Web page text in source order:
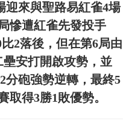
迎來與聖路易紅雀4場
慘遭紅雀先發投手
2落後，但在第6局由
安打開啟攻勢，並
分砲強勢逆轉，最終5
取得3勝1敗優勢。